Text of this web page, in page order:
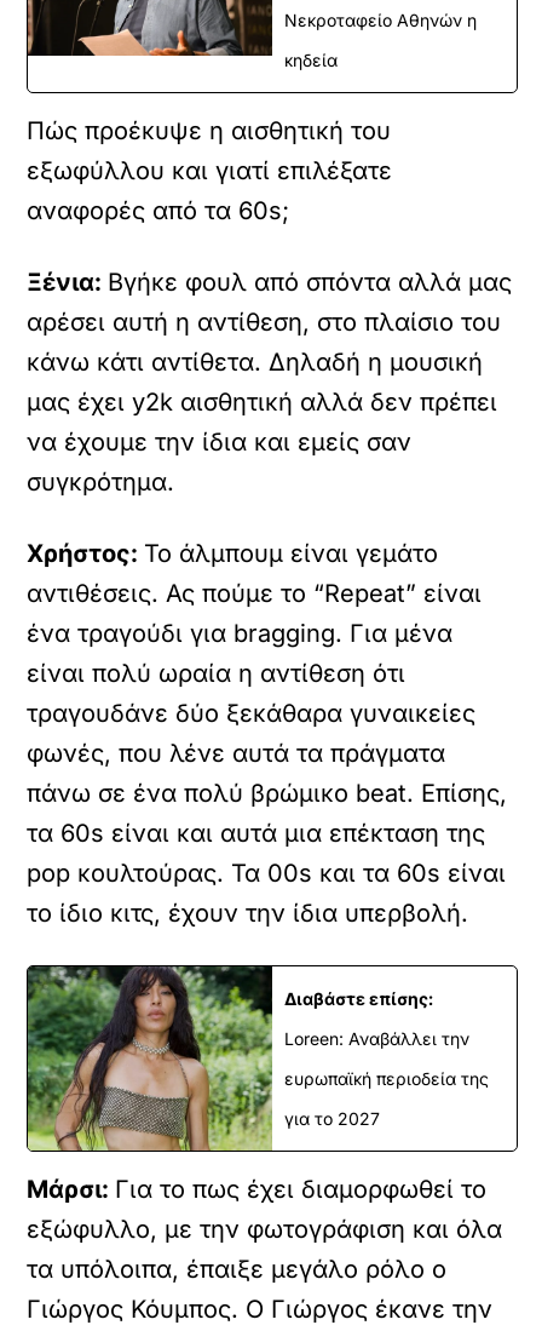
Νεκροταφείο Αθηνών η
κηδεία
Πώς προέκυψε η αισθητική του
εξωφύλλου και γιατί επιλέξατε
αναφορές από τα 60s;
Ξένια: Βγήκε φουλ από σπόντα αλλά μας
αρέσει αυτή η αντίθεση, στο πλαίσιο του
κάνω κάτι αντίθετα. Δηλαδή η μουσική
μας έχει y2k αισθητική αλλά δεν πρέπει
να έχουμε την ίδια και εμείς σαν
συγκρότημα.
Χρήστος: Το άλμπουμ είναι γεμάτο
αντιθέσεις. Ας πούμε το “Repeat” είναι
ένα τραγούδι για bragging. Για μένα
είναι πολύ ωραία η αντίθεση ότι
τραγουδάνε δύο ξεκάθαρα γυναικείες
φωνές, που λένε αυτά τα πράγματα
πάνω σε ένα πολύ βρώμικο beat. Επίσης,
τα 60s είναι και αυτά μια επέκταση της
pop κουλτούρας. Τα 00s και τα 60s είναι
το ίδιο κιτς, έχουν την ίδια υπερβολή.
Διαβάστε επίσης:
Loreen: Αναβάλλει την
ευρωπαϊκή περιοδεία της
για το 2027
Μάρσι: Για το πως έχει διαμορφωθεί το
εξώφυλλο, με την φωτογράφιση και όλα
τα υπόλοιπα, έπαιξε μεγάλο ρόλο ο
Γιώργος Κόυμπος. Ο Γιώργος έκανε την